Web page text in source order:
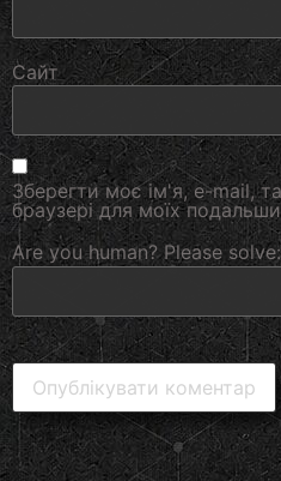
Сайт
Зберегти моє ім'я, e-mail,
браузері для моїх
Are you human? Please solve: